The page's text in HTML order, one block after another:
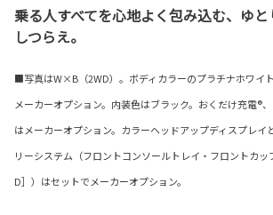
乗る人すべてを心地よく包み込む、ゆ
しつらえ。
■写真はW×B（2WD）。ボディカラーのプラチナホワイ
メーカーオプション。内装色はブラック。おくだけ充電®
はメーカーオプション。カラーヘッドアップディスプレイ
リーシステム（フロントコンソールトレイ・フロントカッ
D］）はセットでメーカーオプション。